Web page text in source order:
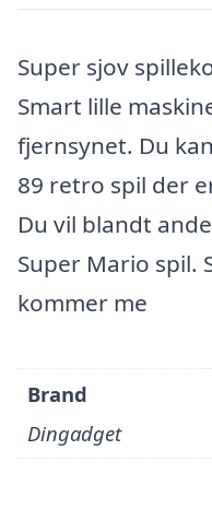
Super sjov
Smart lille
fjernsynet. Du
89 retro spil der
Du vil blandt
Super Mario spil.
kommer me
Brand
Dingadget